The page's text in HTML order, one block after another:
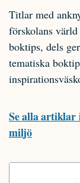
Titlar med
förskolans
boktips, dels
tematiska
Se alla artiklar
miljö